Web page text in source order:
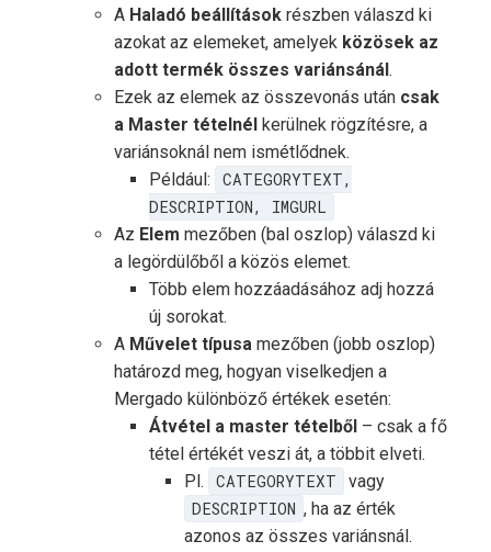
A Haladó beállítások részben válaszd ki
azokat az elemeket, amelyek közösek az
adott termék összes variánsánál .
Ezek az elemek az összevonás után csak
a Master tételnél kerülnek rögzítésre, a
variánsoknál nem ismétlődnek.
Például:
CATEGORYTEXT,
DESCRIPTION, IMGURL
Az Elem mezőben (bal oszlop) válaszd ki
a legördülőből a közös elemet.
Több elem hozzáadásához adj hozzá
új sorokat.
A Művelet típusa mezőben (jobb oszlop)
határozd meg, hogyan viselkedjen a
Mergado különböző értékek esetén:
Átvétel a master tételből – csak a fő
tétel értékét veszi át, a többit elveti.
Pl.
CATEGORYTEXT
vagy
DESCRIPTION , ha az érték
azonos az összes variánsnál.